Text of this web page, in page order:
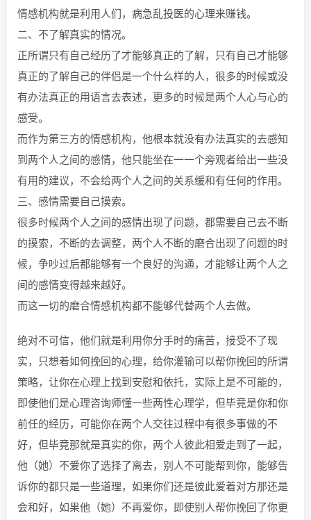
情感机构就是利用人们，病急乱投医的心理来赚钱。
二、不了解真实的情况。
正所谓只有自己经历了才能够真正的了解，只有自己才能够
真正的了解自己的伴侣是一个什么样的人，很多的时候或没
有办法真正的用语言去表述，更多的时候是两个人心与心的
感受。
而作为第三方的情感机构，他根本就没有办法真实的去感知
到两个人之间的感情，他只能坐在一一个旁观者给出一些没
有用的建议，不会给两个人之间的关系缓和有任何的作用。
三、感情需要自己摸索。
很多时候两个人之间的感情出现了问题，都需要自己去不断
的摸索，不断的去调整，两个人不断的磨合出现了问题的时
候，争吵过后都能够有一个良好的沟通，才能够让两个人之
间的感情变得越来越好。
而这一切的磨合情感机构都不能够代替两个人去做。
绝对不可信，他们就是利用你分手时的痛苦，接受不了现
实，只想着如何挽回的心理，给你灌输可以帮你挽回的所谓
策略，让你在心理上找到安慰和依托，实际上是不可能的，
即使他们是心理咨询师懂一些两性心理学，但毕竟是你和你
前任的经历，可能你在两个人交往过程中有很多事做的不
好，但毕竟那就是真实的你，两个人彼此相爱走到了一起，
他（她）不爱你了选择了离去，别人不可能帮到你，能够告
诉你的都只是一些道理，如果你们还是彼此爱着对方那还是
会和好，如果他（她）不再爱你，即使别人帮你挽回了你更